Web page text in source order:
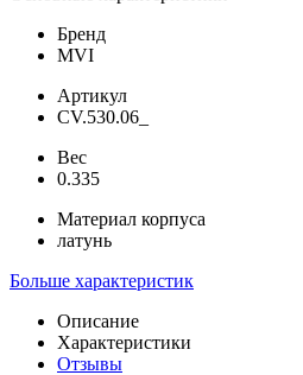
Бренд
MVI
Артикул
CV.530.06_
Вес
0.335
Материал корпуса
латунь
Больше характеристик
Описание
Характеристики
Отзывы